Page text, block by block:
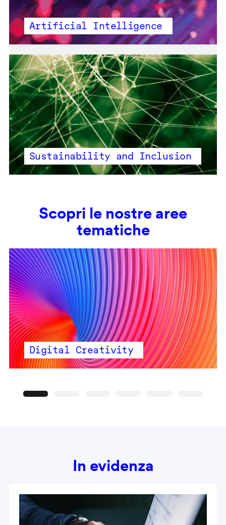
Artificial Intelligence
Sustainability and Inclusion
Scopri le nostre aree
tematiche
Digital Creativity
In evidenza